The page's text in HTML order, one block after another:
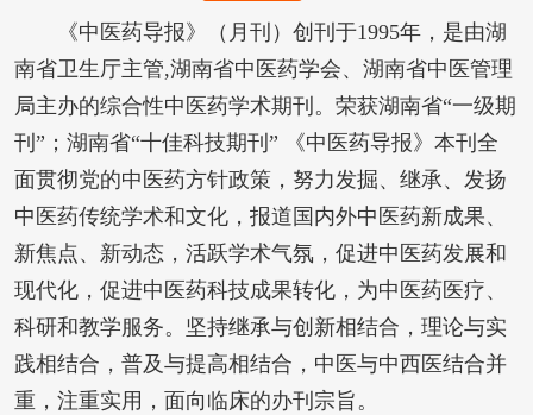
《中医药导报》（月刊）创刊于1995年，是由湖
南省卫生厅主管,湖南省中医药学会、湖南省中医管理
局主办的综合性中医药学术期刊。荣获湖南省“一级期
刊”；湖南省“十佳科技期刊” 《中医药导报》本刊全
面贯彻党的中医药方针政策，努力发掘、继承、发扬
中医药传统学术和文化，报道国内外中医药新成果、
新焦点、新动态，活跃学术气氛，促进中医药发展和
现代化，促进中医药科技成果转化，为中医药医疗、
科研和教学服务。坚持继承与创新相结合，理论与实
践相结合，普及与提高相结合，中医与中西医结合并
重，注重实用，面向临床的办刊宗旨。